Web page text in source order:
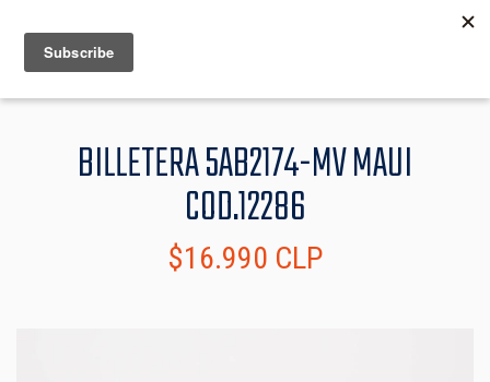
MENU
BILLETERA 5AB2174-MV MAUI
COD.12286
$16.990 CLP